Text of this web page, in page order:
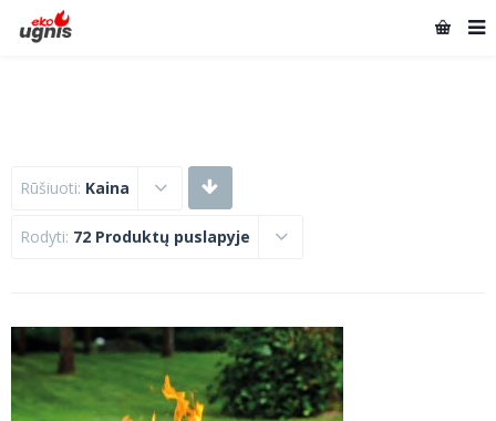
Rūšiuoti: Kaina
Rodyti: 72 Produktų puslapyje